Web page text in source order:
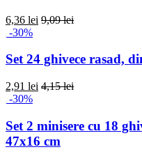
6,36 lei 9,09 lei
-30%
Set 24 ghivece rasad,
2,91 lei 4,15 lei
-30%
Set 2 minisere cu 18
47x16 cm